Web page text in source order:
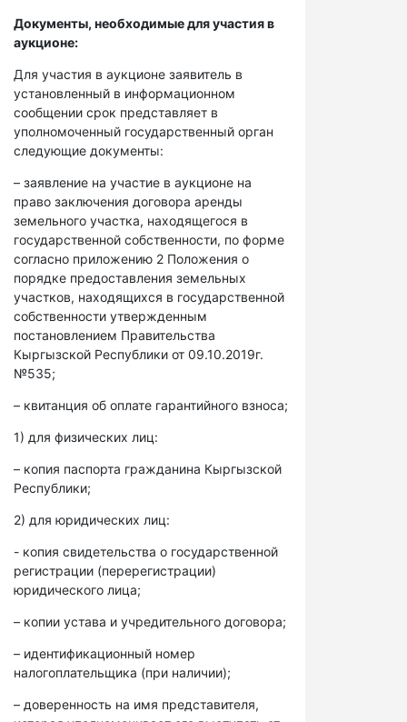
Документы, необходимые для участия в
аукционе:
Для участия в аукционе заявитель в
установленный в информационном
сообщении срок представляет в
уполномоченный государственный орган
следующие документы:
– заявление на участие в аукционе на
право заключения договора аренды
земельного участка, находящегося в
государственной собственности, по форме
согласно приложению 2 Положения о
порядке предоставления земельных
участков, находящихся в государственной
собственности утвержденным
постановлением Правительства
Кыргызской Республики от 09.10.2019г.
№535;
– квитанция об оплате гарантийного взноса;
1) для физических лиц:
– копия паспорта гражданина Кыргызской
Республики;
2) для юридических лиц:
- копия свидетельства о государственной
регистрации (перерегистрации)
юридического лица;
– копии устава и учредительного договора;
– идентификационный номер
налогоплательщика (при наличии);
– доверенность на имя представителя,